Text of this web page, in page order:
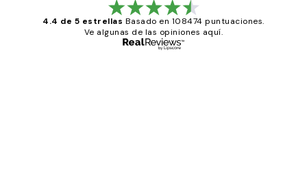
4.4 de 5 estrellas Basado en 108474 puntuaciones.
Ve algunas de las opiniones aquí.